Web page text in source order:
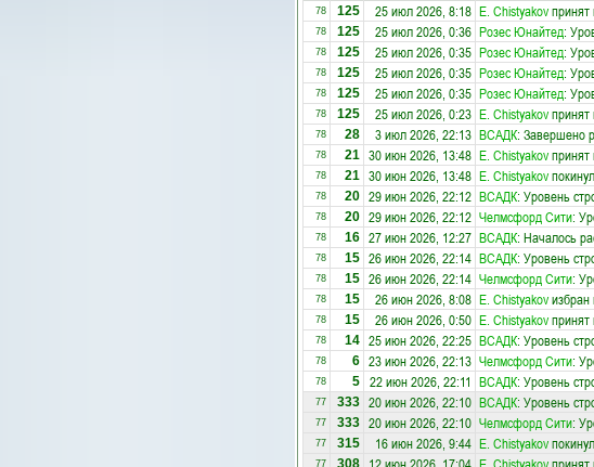
78 125 25 июл 2026, 8:18 E. Chistyakov
78 125 25 июл 2026, 0:36 Розес Юнайтед:
78 125 25 июл 2026, 0:35 Розес Юнайтед:
78 125 25 июл 2026, 0:35 Розес Юнайтед:
78 125 25 июл 2026, 0:35 Розес Юнайтед:
78 125 25 июл 2026, 0:23 E. Chistyakov
78 28 3 июл 2026, 22:13 ВСАДК: Завершено
78 21 30 июн 2026, 13:48 E. Chistyakov
78 21 30 июн 2026, 13:48 E. Chistyakov
78 20 29 июн 2026, 22:12 ВСАДК: Уровень
78 20 29 июн 2026, 22:12 Челмсфорд Сити:
78 16 27 июн 2026, 12:27 ВСАДК: Началось
78 15 26 июн 2026, 22:14 ВСАДК: Уровень
78 15 26 июн 2026, 22:14 Челмсфорд Сити:
78 15 26 июн 2026, 8:08 E. Chistyakov
78 15 26 июн 2026, 0:50 E. Chistyakovпринят
78 14 25 июн 2026, 22:25 ВСАДК: Уровень
78 6 23 июн 2026, 22:13 Челмсфорд Сити:
78 5 22 июн 2026, 22:11 ВСАДК: Уровень
77 333 20 июн 2026, 22:10 ВСАДК: Уровень
77 333 20 июн 2026, 22:10 Челмсфорд Сити:
77 315 16 июн 2026, 9:44 E. Chistyakov
77 308